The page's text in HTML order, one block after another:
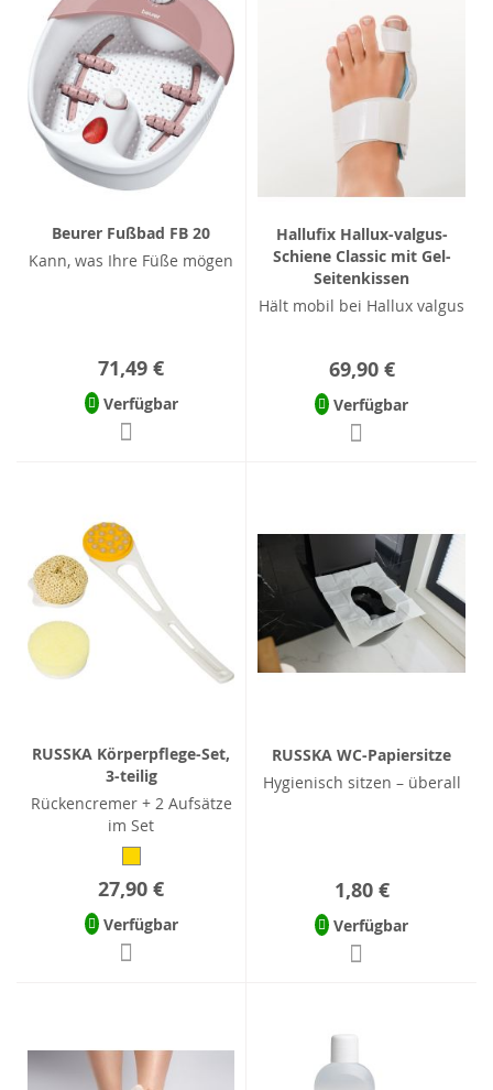
Beurer Fußbad FB 20
Kann, was Ihre Füße mögen
71,49 €
Verfügbar
Hallufix Hallux-valgus-
Schiene Classic mit Gel-
Seitenkissen
Hält mobil bei Hallux valgus
69,90 €
Verfügbar
RUSSKA Körperpflege-Set,
3-teilig
Rückencremer + 2 Aufsätze
im Set
27,90 €
Verfügbar
RUSSKA WC-Papiersitze
Hygienisch sitzen – überall
1,80 €
Verfügbar